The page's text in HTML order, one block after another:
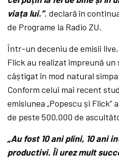
viața lui.”, declară în
de Programe la Radio ZU.
Într-un deceniu de emisii
Flick au realizat împreună un
câștigat în mod natural
Conform celui mai recent
emisiunea „Popescu și Flick”
de peste 500.000 de
„Au fost 10 ani plini, 10 ani
productivi. Îi urez mult